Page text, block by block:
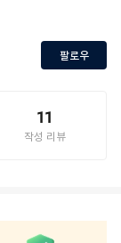
팔로우
11
작성 리뷰